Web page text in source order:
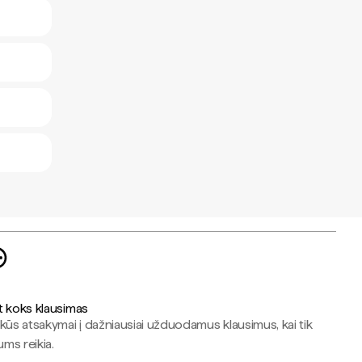
koks klausimas
atsakymai į dažniausiai užduodamus klausimus, kai tik
reikia.